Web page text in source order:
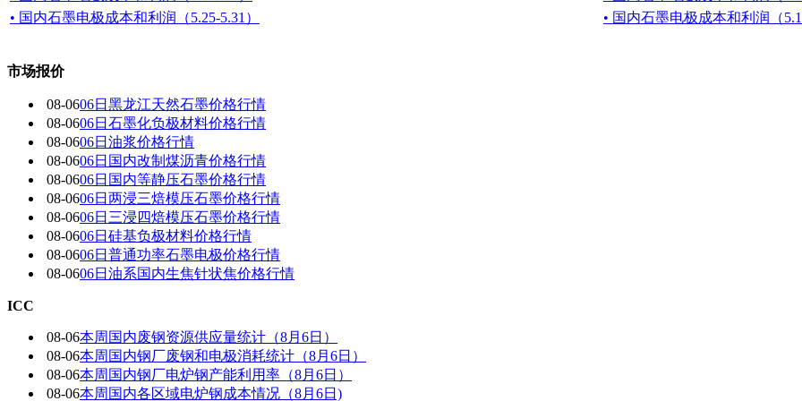
• 国内石墨电极成本和利润（5.25-5.31）
• 国内石墨电极成本和利润（
市场报价
08-0606日黑龙江天然石墨价格行情
08-0606日石墨化负极材料价格行情
08-0606日油浆价格行情
08-0606日国内改制煤沥青价格行情
08-0606日国内 等静压石墨价格行情
08-0606日两浸三焙模压石墨价格行情
08-0606日三浸四焙模压石墨价格行情
08-0606日硅基负极材料价格行情
08-0606日普通功率石墨电极价格行情
08-0606日油系国内生焦针状焦价格行情
ICC
08-06本周国内废钢资源供应量统计（8月6日）
08-06本周国内钢厂废钢和电极消耗统计（8月6日）
08-06本周国内钢厂电炉钢产能利用率（8月6日）
08-06本周国内各区域电炉钢成本情况（8月6日)